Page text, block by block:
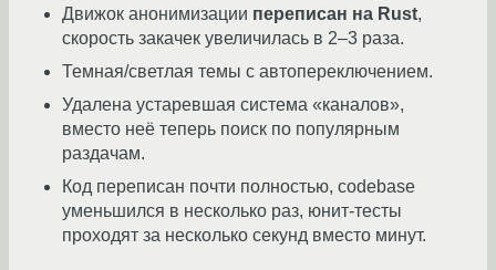
Движок анонимизации переписан на Rust,
скорость закачек увеличилась в 2–3 раза.
Темная/светлая темы с автопереключением.
Удалена устаревшая система «каналов»,
вместо неё теперь поиск по популярным
раздачам.
Код переписан почти полностью, codebase
уменьшился в несколько раз, юнит-тесты
проходят за несколько секунд вместо минут.